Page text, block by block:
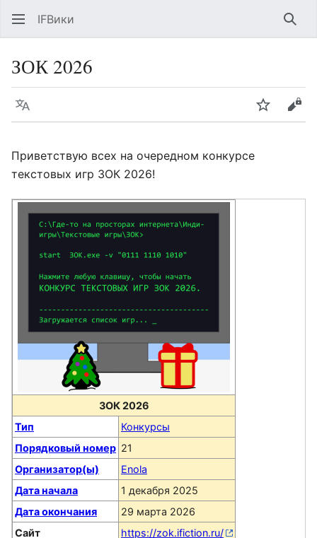
IFВики
ЗОК 2026
Язык Следить
Приветствую всех на очередном конкурсе
текстовых игр ЗОК 2026!
ЗОК 2026
Тип
Конкурсы
Порядковый номер 21
Организатор(ы)
Enola
Дата начала
1 декабря 2025
Дата окончания
29 марта 2026
Сайт
https://zok.ifiction.ru/